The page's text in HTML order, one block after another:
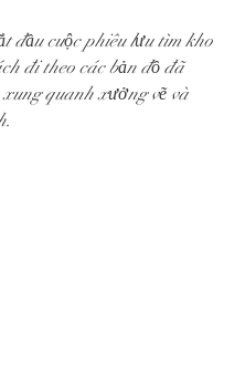
đầu cuộc phiêu lưu tìm kho
đi theo các bản đồ đã
quanh xưởng vẽ và